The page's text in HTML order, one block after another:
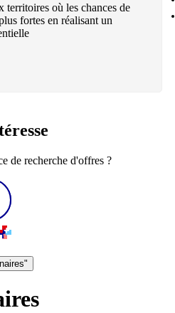
territoires où les chances de
fortes en réalisant un
de recherche d'offres ?